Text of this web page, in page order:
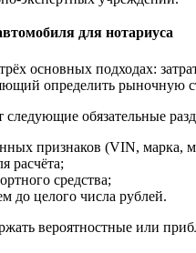
для нотариуса
основных подходах:
определить рыночную
обязательные
признаков (VIN, марка,
расчёта;
средства;
до целого числа рублей.
вероятностные или